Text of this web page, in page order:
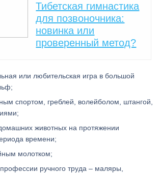
Тибетская гимнастика
для позвоночника:
новинка или
проверенный метод?
или любительская игра в большой
спортом, греблей, волейболом, штангой,
животных на протяжении
времени;
молотком;
ручного труда – маляры,